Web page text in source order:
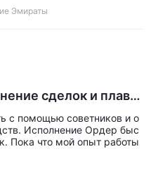
Эмираты
сделок и плавн
с помощью советников и о
Исполнение Ордер быс
Пока что мой опыт работы